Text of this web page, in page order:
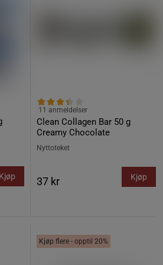
Kjøp
Clean Collagen Bar 50 g
Creamy Chocolate
11 anmeldelser
Nyttoteket
37 kr Kjøp
Kjøp flere - opptil 20%